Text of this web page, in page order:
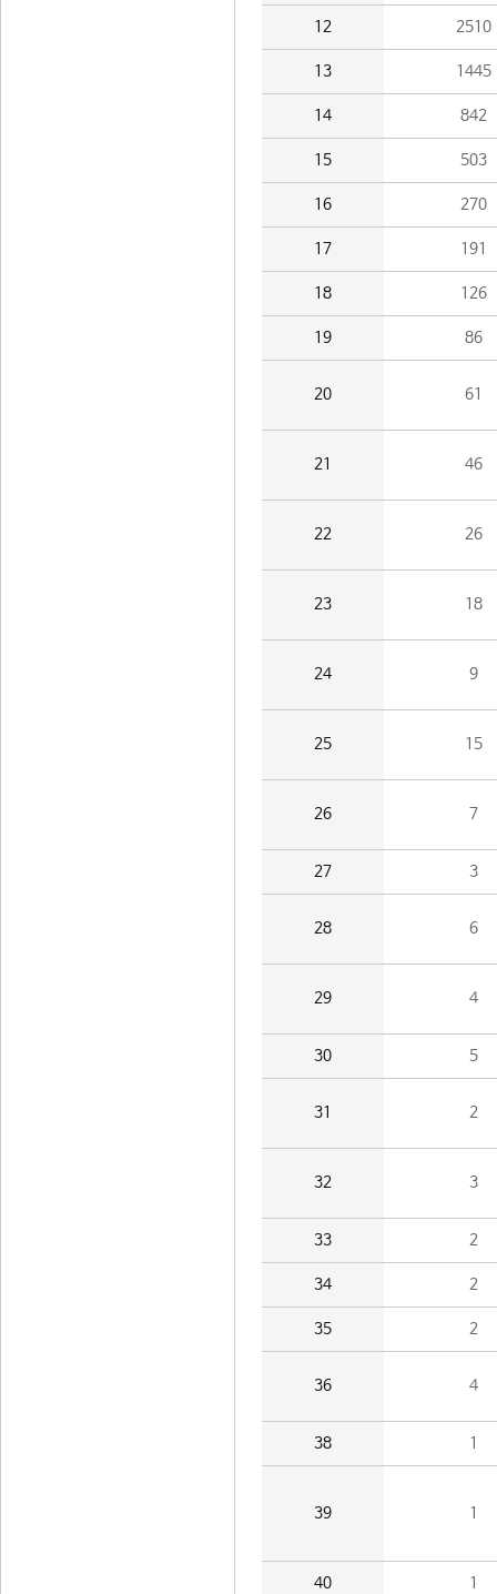
12 2510
13 1445
14 842
15 503
16 270
17 191
18 126
19 86
20 61
21 46
22 26
23 18
24 9
25 15
26 7
27 3
28 6
29 4
30 5
31 2
32 3
33 2
34 2
35 2
36 4
38 1
39 1
40 1